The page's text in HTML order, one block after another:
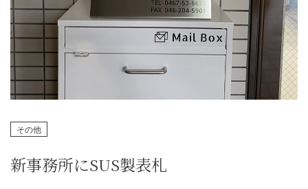
その他
新事務所にSUS製表札